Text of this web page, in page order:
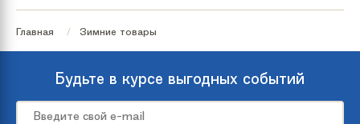
Рекомендуемый
возраст
от 3 лет
Максимальная
нагрузка
до 120 кг
Главная Зимние товары
Будьте в курсе выгодных событий